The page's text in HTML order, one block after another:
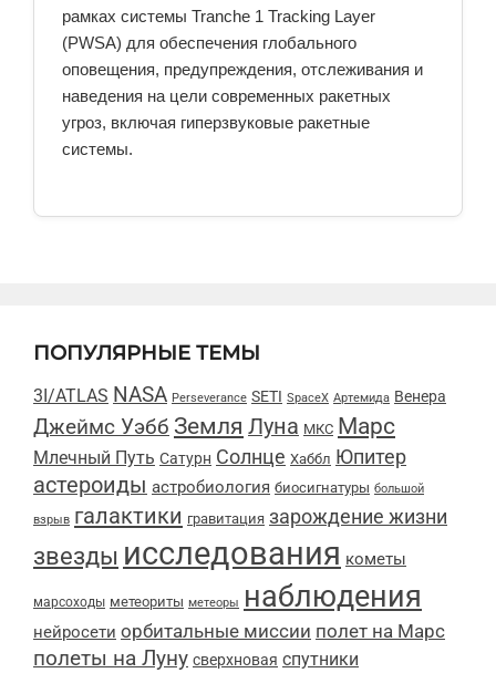
рамках системы Tranche 1 Tracking Layer
(PWSA) для обеспечения глобального
оповещения, предупреждения, отслеживания и
наведения на цели современных ракетных
угроз, включая гиперзвуковые ракетные
системы.
ПОПУЛЯРНЫЕ ТЕМЫ
3I/ATLAS NASA Perseverance SETI SpaceX Артемида Венера
Джеймс Уэбб Земля Луна МКС Марс
Млечный Путь Сатурн Солнце Хаббл Юпитер
астероиды астробиология биосигнатуры большой
взрыв галактики гравитация зарождение жизни
звезды исследования кометы
марсоходы метеориты метеоры наблюдения
нейросети орбитальные миссии полет на Марс
полеты на Луну сверхновая спутники